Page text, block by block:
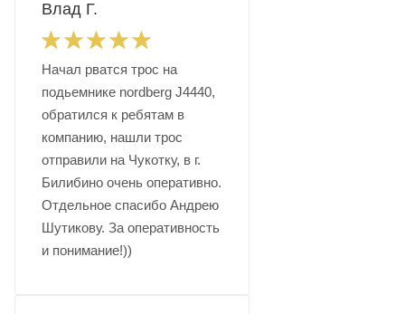
Влад Г.
Начал рватся трос на
подьемнике nordberg J4440,
обратился к ребятам в
компанию, нашли трос
отправили на Чукотку, в г.
Билибино очень оперативно.
Отдельное спасибо Андрею
Шутикову. За оперативность
и понимание!))